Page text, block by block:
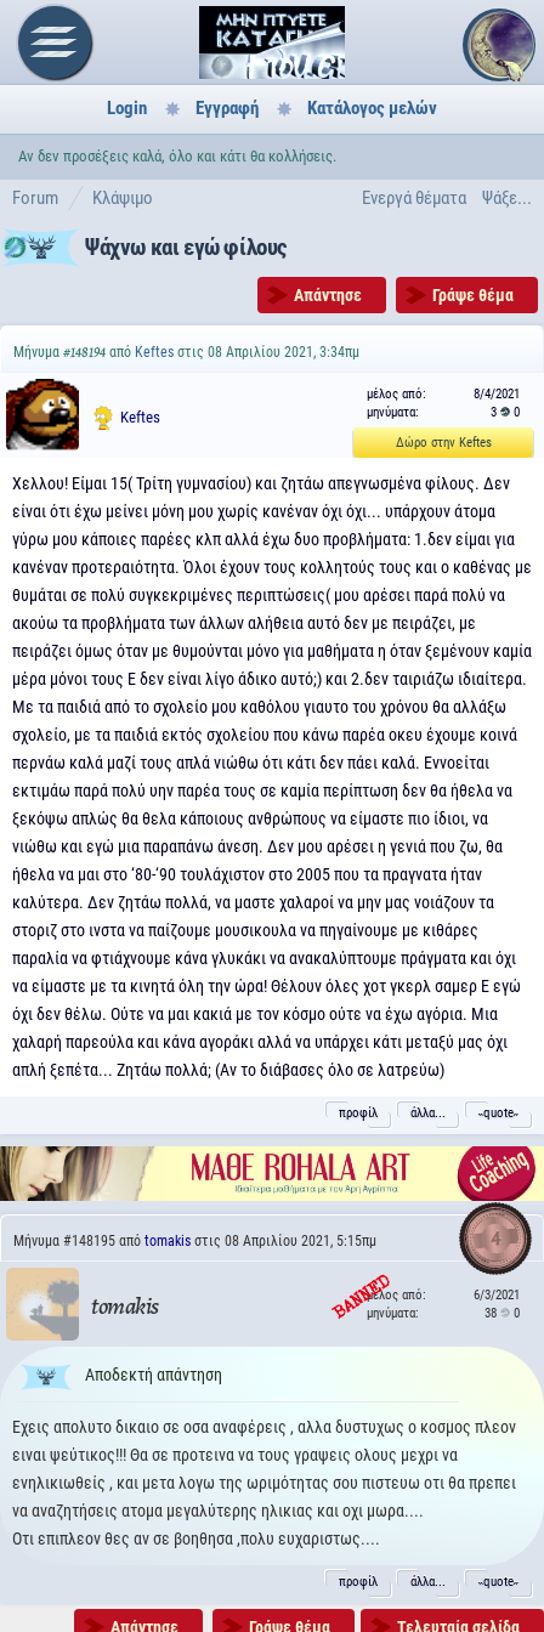
Login Εγγραφή Κατάλογος μελών
Αν δεν προσέξεις καλά, όλο και κάτι θα κολλήσεις.
Ενεργά θέματα Ψάξε...
Forum Κλάψιμο
Ψάχνω και εγώ φίλους
Απάντησε Γράψε θέμα
Μήνυμα #148194 από Keftes στις 08 Απριλίου 2021, 3:34πμ
Keftes
μέλος από:
8/4/2021
μηνύματα:
3
0
Δώρο στην Keftes
Χελλου! Είμαι 15( Τρίτη γυμνασίου) και ζητάω απεγνωσμένα φίλους. Δεν
είναι ότι έχω μείνει μόνη μου χωρίς κανέναν όχι όχι... υπάρχουν άτομα
γύρω μου κάποιες παρέες κλπ αλλά έχω δυο προβλήματα: 1.δεν είμαι για
κανέναν προτεραιότητα. Όλοι έχουν τους κολλητούς τους και ο καθένας με
θυμάται σε πολύ συγκεκριμένες περιπτώσεις( μου αρέσει παρά πολύ να
ακούω τα προβλήματα των άλλων αλήθεια αυτό δεν με πειράζει, με
πειράζει όμως όταν με θυμούνται μόνο για μαθήματα η όταν ξεμένουν καμία
μέρα μόνοι τους Ε δεν είναι λίγο άδικο αυτό;) και 2.δεν ταιριάζω ιδιαίτερα.
Με τα παιδιά από το σχολείο μου καθόλου γιαυτο του χρόνου θα αλλάξω
σχολείο, με τα παιδιά εκτός σχολείου που κάνω παρέα οκευ έχουμε κοινά
περνάω καλά μαζί τους απλά νιώθω ότι κάτι δεν πάει καλά. Εννοείται
εκτιμάω παρά πολύ υην παρέα τους σε καμία περίπτωση δεν θα ήθελα να
ξεκόψω απλώς θα θελα κάποιους ανθρώπους να είμαστε πιο ίδιοι, να
νιώθω και εγώ μια παραπάνω άνεση. Δεν μου αρέσει η γενιά που ζω, θα
ήθελα να μαι στο ‘80-‘90 τουλάχιστον στο 2005 που τα πραγνατα ήταν
καλύτερα. Δεν ζητάω πολλά, να μαστε χαλαροί να μην μας νοιάζουν τα
στοριζ στο ινστα να παίζουμε μουσικουλα να πηγαίνουμε με κιθάρες
παραλία να φτιάχνουμε κάνα γλυκάκι να ανακαλύπτουμε πράγματα και όχι
να είμαστε με τα κινητά όλη την ώρα! Θέλουν όλες χοτ γκερλ σαμερ Ε εγώ
όχι δεν θέλω. Ούτε να μαι κακιά με τον κόσμο ούτε να έχω αγόρια. Μια
χαλαρή παρεούλα και κάνα αγοράκι αλλά να υπάρχει κάτι μεταξύ μας όχι
απλή ξεπέτα... Ζητάω πολλά; (Αν το διάβασες όλο σε λατρεύω)
προφίλ άλλα... ˵quote˶
4
Μήνυμα #148195 από tomakis στις 08 Απριλίου 2021, 5:15πμ
tomakis μέλος από:
6/3/2021
μηνύματα:
38 0
Αποδεκτή απάντηση
Εχεις απολυτο δικαιο σε οσα αναφέρεις , αλλα δυστυχως ο κοσμος πλεον
ειναι ψεύτικος!!! Θα σε προτεινα να τους γραψεις ολους μεχρι να
ενηλικιωθείς , και μετα λογω της ωριμότητας σου πιστευω οτι θα πρεπει
να αναζητήσεις ατομα μεγαλύτερης ηλικιας και οχι μωρα....
Οτι επιπλεον θες αν σε βοηθησα ,πολυ ευχαριστως....
προφίλ άλλα... ˵quote˶
Απάντησε Γράψε θέμα Τελευταία σελίδα